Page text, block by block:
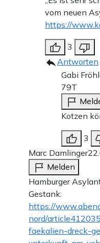
vom neuen
https://
3
Antworten
Gabi
79T
Kotzen
3
Marc Damlinger
Melden
Hamburger
Gestank:
https://
nord/
faekalien-dreck-